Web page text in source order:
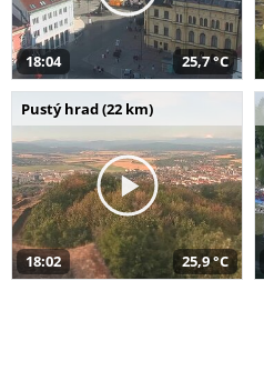
18:04 25,7 °C
Pustý hrad (22 km)
18:02 25,9 °C